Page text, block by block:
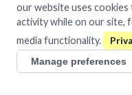
our website uses
activity while on our site,
media functionality.
Manage preferences